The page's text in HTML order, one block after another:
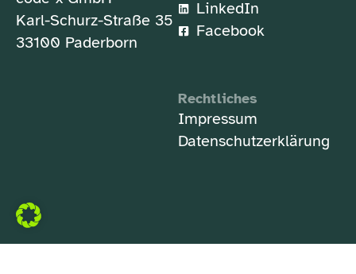
Karl-Schurz-Straße 35
33100 Paderborn
LinkedIn
Facebook
Rechtliches
Impressum
Datenschutzerklärung